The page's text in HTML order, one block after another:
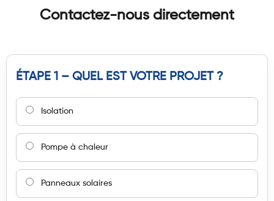
Contactez-nous directement
ÉTAPE 1 – QUEL EST VOTRE PROJET ?
Isolation
Pompe à chaleur
Panneaux solaires